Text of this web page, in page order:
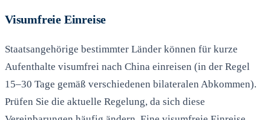
Visumfreie Einreise
Staatsangehörige bestimmter Länder können für kurze
Aufenthalte visumfrei nach China einreisen (in der Regel
15–30 Tage gemäß verschiedenen bilateralen Abkommen).
Prüfen Sie die aktuelle Regelung, da sich diese